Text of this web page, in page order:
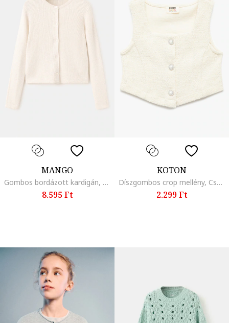
MANGO
Gombos bordázott kardigán, Bézs
8.595 Ft
KOTON
Díszgombos crop mellény, Csontszín
2.299 Ft